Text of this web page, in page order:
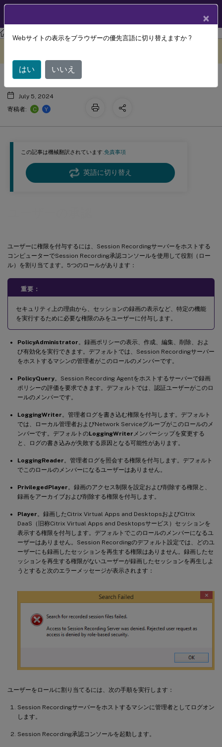
Session Recording Session Recording 2503
この記事は機械翻訳されています.免責事項
英語に切り替え
ユーザーに権限を付与するには、Session Recordingサーバーをホストする
コンピューターでSession Recording承認コンソールを使用して役割（ロー
ル）を割り当てます。5つのロールがあります：
重要：
セキュリティ上の理由から、セッションの録画の表示など、特定の機能
を実行するために必要な権限のみをユーザーに付与します。
PolicyAdministrator 。録画ポリシーの表示、作成、編集、削除、およ
び有効化を実行できます。デフォルトでは、Session Recordingサーバー
をホストするマシンの管理者がこのロールのメンバーです。
PolicyQuery。Session Recording Agentをホストするサーバーで録画
ポリシーの評価を要求できます。デフォルトでは、認証ユーザーがこのロ
ールのメンバーです。
LoggingWriter 。管理者ログを書き込む権限を付与します。デフォルト
では、ローカル管理者およびNetwork Serviceグループがこのロールのメ
ンバーです。デフォルトのLoggingWriter メンバーシップを変更する
と、ログの書き込みが失敗する原因となる可能性があります。
LoggingReader 。管理者ログを照会する権限を付与します。デフォルト
でこのロールのメンバーになるユーザーはありません。
PrivilegedPlayer 。録画のアクセス制限を設定および削除する権限と、
録画をアーカイブおよび削除する権限を付与します。
Player 。録画したCitrix Virtual Apps and DesktopsおよびCitrix
DaaS（旧称Citrix Virtual Apps and Desktopsサービス）セッションを
表示する権限を付与します。デフォルトでこのロールのメンバーになるユ
ーザーはありません。Session Recordingのデフォルト設定では、どのユ
ーザーにも録画したセッションを再生する権限はありません。録画したセ
ッションを再生する権限がないユーザーが録画したセッションを再生しよ
うとすると次のエラーメッセージが表示されます：
ユーザーをロールに割り当てるには、次の手順を実行します：
Session Recordingサーバーをホストするマシンに管理者としてログオン
します。
Session Recording承認コンソールを起動します。
ユーザーの承認
July 5, 2024
寄稿者:
C Y
×
Webサイトの表示をブラウザーの優先言語に切り替えますか ?
はい いいえ